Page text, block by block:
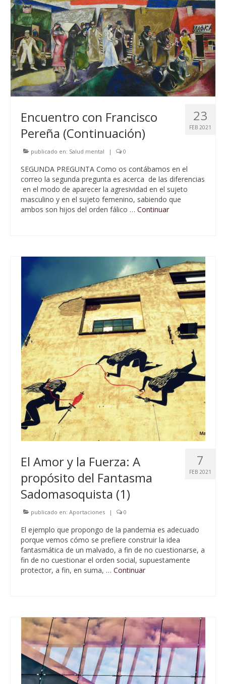
23
FEB 2021
Encuentro con Francisco
Pereña (Continuación)
publicado en: Salud mental | 0
SEGUNDA PREGUNTA Como os contábamos en el
correo la segunda pregunta es acerca de las diferencias
en el modo de aparecer la agresividad en el sujeto
masculino y en el sujeto femenino, sabiendo que
ambos son hijos del orden fálico … Continuar
7
FEB 2021
El Amor y la Fuerza: A
propósito del Fantasma
Sadomasoquista (1)
publicado en: Aportaciones | 0
El ejemplo que propongo de la pandemia es adecuado
porque vemos cómo se prefiere construir la idea
fantasmática de un malvado, a fin de no cuestionarse, a
fin de no cuestionar el orden social, supuestamente
protector, a fin, en suma, … Continuar